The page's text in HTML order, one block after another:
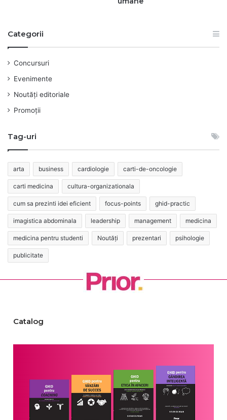
Categorii
Concursuri
Evenimente
Noutăți editoriale
Promoții
Tag-uri
arta business cardiologie carti-de-oncologie
carti medicina cultura-organizationala
cum sa prezinti idei eficient focus-points ghid-practic
imagistica abdominala leadership management medicina
medicina pentru studenti Noutăți prezentari psihologie
publicitate
Catalog